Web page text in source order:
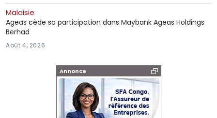
Annonce
Malaisie
Ageas cède sa participation dans Maybank Ageas Holdings
Berhad
Août 4, 2026